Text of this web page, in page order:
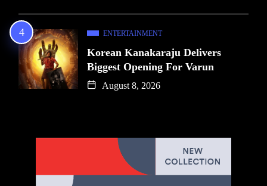
ENTERTAINMENT
Korean Kanakaraju Delivers
Biggest Opening For Varun
August 8, 2026